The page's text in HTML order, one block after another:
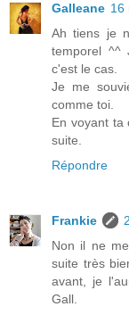
Galleane 16
Ah tiens je
temporel ^^
c'est le cas.
Je me
comme toi.
En voyant ta
suite.
Répondre
Frankie
Non il ne
suite très
avant, je
Gall.